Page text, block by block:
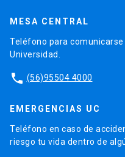
MESA CENTRAL
Teléfono para
Universidad.
phone (56)95504 4000
EMERGENCIAS UC
Teléfono en caso de
riesgo tu vida dentro de